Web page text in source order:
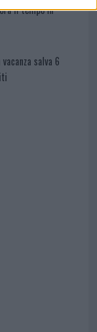
il tempo in
salva 6